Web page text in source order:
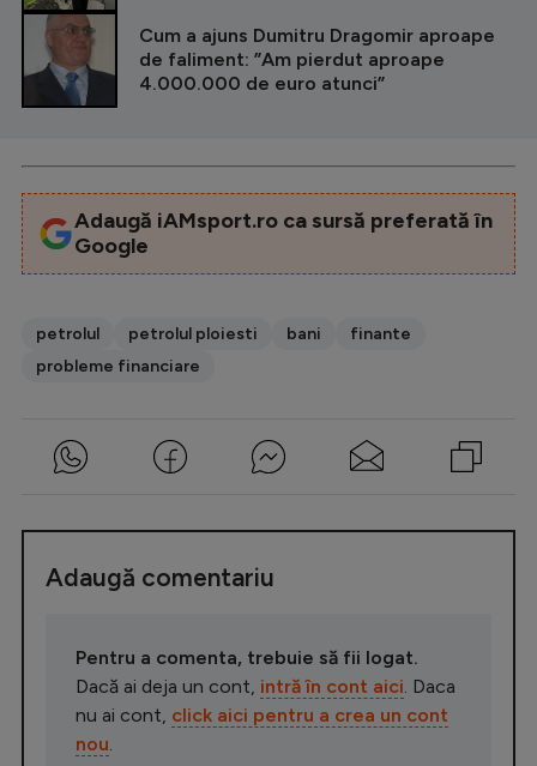
Cum a ajuns Dumitru Dragomir aproape
de faliment: ”Am pierdut aproape
4.000.000 de euro atunci”
Adaugă iAMsport.ro ca sursă preferată în
Google
petrolul petrolul ploiesti bani
finante
probleme financiare
Adaugă comentariu
Pentru a comenta, trebuie să fii logat.
Dacă ai deja un cont, intră în cont aici . Daca
nu ai cont, click aici pentru a crea un cont
nou